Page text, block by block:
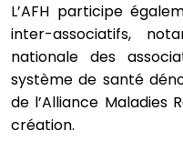
L’AFH participe
inter-associatifs,
nationale des
système de santé
de l’Alliance Maladies
création.